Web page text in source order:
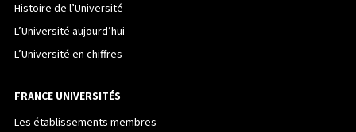
Histoire de l’Université
L’Université aujourd’hui
L’Université en chiffres
FRANCE UNIVERSITÉS
Les établissements membres